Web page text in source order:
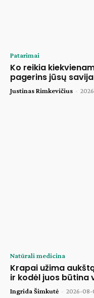
Patarimai
Ko reikia
pagerins jūsų
Justinas Rimkevičius -
Natūrali medicina
Krapai užima
ir kodėl juos būtina
Ingrida Šimkutė - 2026-08-